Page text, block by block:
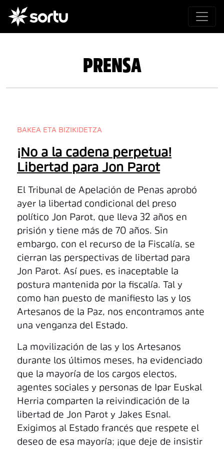
PRENSA
BAKEA ETA BIZIKIDETZA
¡No a la cadena perpetua!
Libertad para Jon Parot
El Tribunal de Apelación de Penas aprobó
ayer la libertad condicional del preso
político Jon Parot, que lleva 32 años en
prisión y tiene más de 70 años. Sin
embargo, con el recurso de la Fiscalía, se
cierran las perspectivas de libertad para
Jon Parot. Así pues, es inaceptable la
postura mantenida por la fiscalía. Tal y
como han puesto de manifiesto las y los
Artesanos de la Paz, nos encontramos ante
una venganza del Estado.
La movilización de las y los Artesanos
durante los últimos meses, ha evidenciado
que la mayoría de los cargos electos,
agentes sociales y personas de Ipar Euskal
Herria comparten la reivindicación de la
libertad de Jon Parot y Jakes Esnal.
Exigimos al Estado francés que respete el
deseo de esa mayoría; ¡que deje de insistir